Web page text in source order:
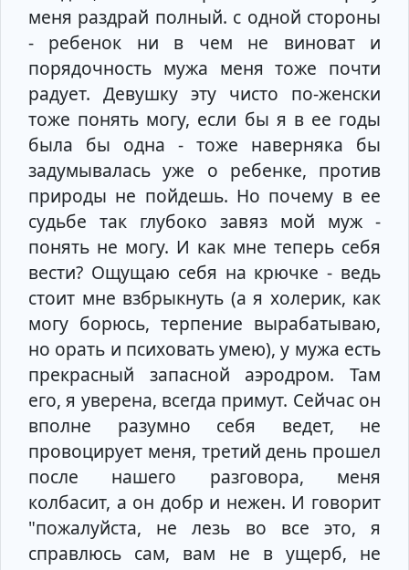
меня раздрай полный. с одной стороны
- ребенок ни в чем не виноват и
порядочность мужа меня тоже почти
радует. Девушку эту чисто по-женски
тоже понять могу, если бы я в ее годы
была бы одна - тоже наверняка бы
задумывалась уже о ребенке, против
природы не пойдешь. Но почему в ее
судьбе так глубоко завяз мой муж -
понять не могу. И как мне теперь себя
вести? Ощущаю себя на крючке - ведь
стоит мне взбрыкнуть (а я холерик, как
могу борюсь, терпение вырабатываю,
но орать и психовать умею), у мужа есть
прекрасный запасной аэродром. Там
его, я уверена, всегда примут. Сейчас он
вполне разумно себя ведет, не
провоцирует меня, третий день прошел
после нашего разговора, меня
колбасит, а он добр и нежен. И говорит
"пожалуйста, не лезь во все это, я
справлюсь сам, вам не в ущерб, не